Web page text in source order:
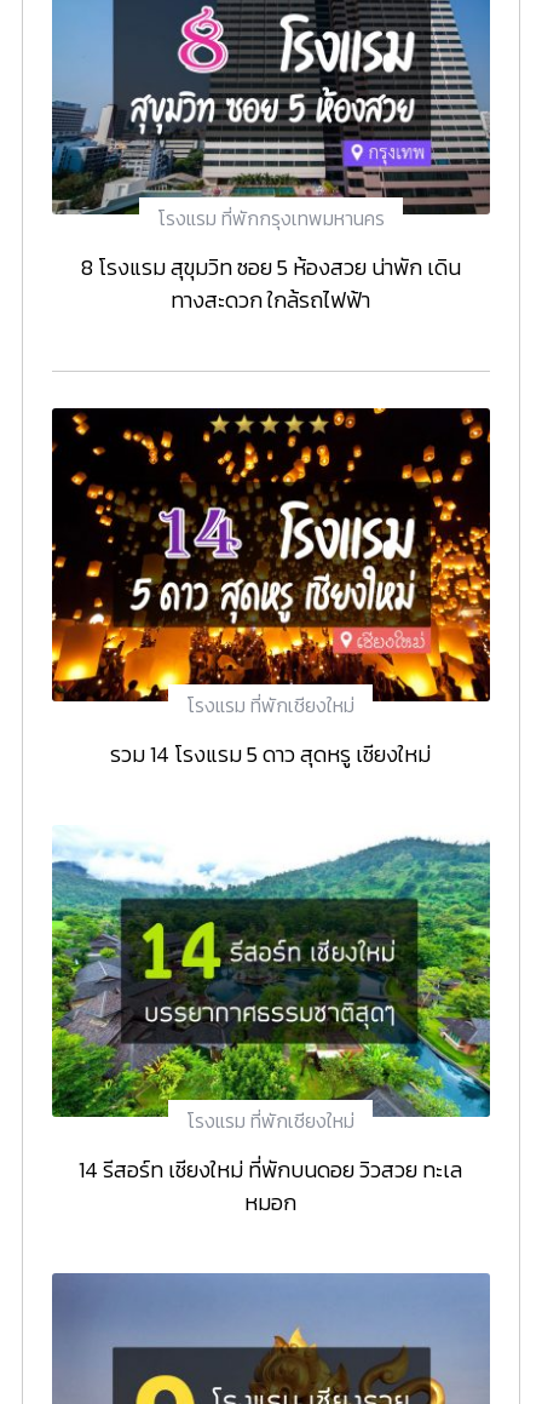
โรงแรม ที่พักกรุงเทพมหานคร
8 โรงแรม สุขุมวิท ซอย 5 ห้องสวย น่าพัก เดิน
ทางสะดวก ใกล้รถไฟฟ้า
โรงแรม ที่พักเชียงใหม่
รวม 14 โรงแรม 5 ดาว สุดหรู เชียงใหม่
โรงแรม ที่พักเชียงใหม่
14 รีสอร์ท เชียงใหม่ ที่พักบนดอย วิวสวย ทะเล
หมอก